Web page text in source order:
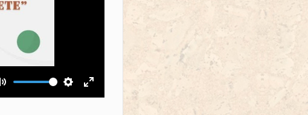
Выключить звукНастройки
На весь экран